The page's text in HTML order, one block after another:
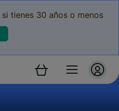
si tienes 30 años o menos